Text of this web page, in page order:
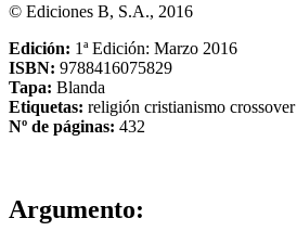
© Ediciones B, S.A., 2016
Edición: 1ª Edición: Marzo 2016
ISBN: 9788416075829
Tapa: Blanda
Etiquetas: religión cristianismo crossover
Nº de páginas: 432
Argumento: